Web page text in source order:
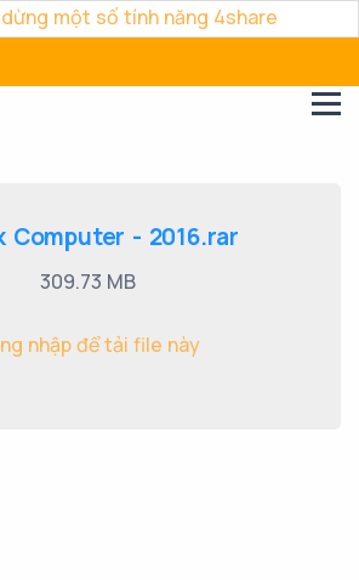
một số tính năng 4share
Computer - 2016.rar
309.73 MB
nhập để tải file này